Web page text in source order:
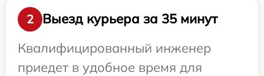
2
Выезд курьера за 35 минут
Квалифицированный инженер
приедет в удобное время для